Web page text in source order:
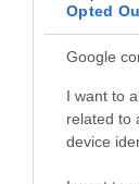
Opted
Google
I want to
related to
device
VISSZA A